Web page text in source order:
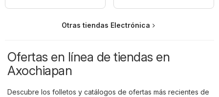
Otras tiendas Electrónica
Ofertas en línea de tiendas en
Axochiapan
Descubre los folletos y catálogos de ofertas más recientes de